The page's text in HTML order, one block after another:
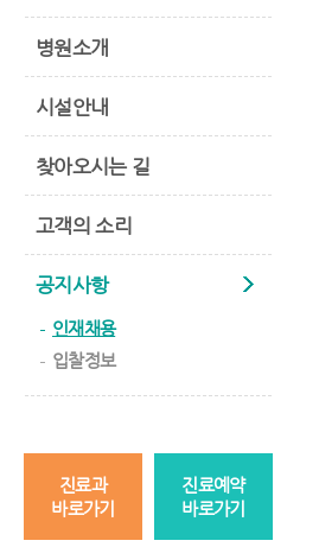
병원소개
시설안내
찾아오시는 길
고객의 소리
공지사항
인재채용
입찰정보
진료과
바로가기
진료예약
바로가기